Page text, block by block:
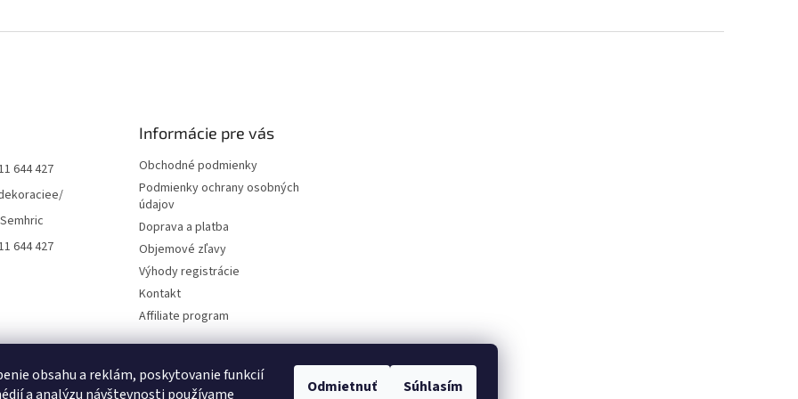
obsahu a reklám, poskytovanie funkcií
a analýzu návštevnosti používame
Odmietnuť Súhlasím
644 427
644 427
Informácie pre vás
Obchodné podmienky
Podmienky ochrany osobných
údajov
Doprava a platba
Objemové zľavy
Výhody registrácie
Kontakt
Affiliate program